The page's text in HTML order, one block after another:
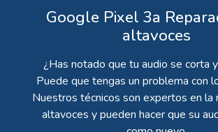
Google Pixel 3a
altavoces
¿Has notado que tu audio se corta
Puede que tengas un problema con
Nuestros técnicos son expertos en la
altavoces y pueden hacer que su